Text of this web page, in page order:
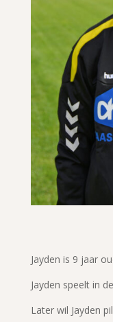
Jayden is 9 jaar
Jayden speelt in
Later wil Jayden